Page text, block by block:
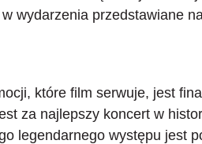
wydarzenia przedstawiane
które film serwuje, jest
za najlepszy koncert w
legendarnego występu jest